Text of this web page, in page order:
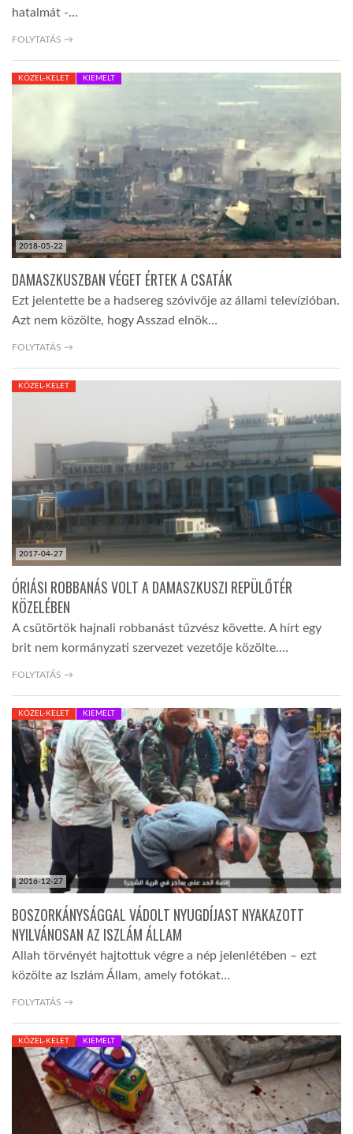
DOBRAVERO.HU
GLOBOBOOK
hatalmát -…
FOLYTATÁS →
2018-05-22
KÖZEL-KELET KIEMELT
DAMASZKUSZBAN VÉGET ÉRTEK A CSATÁK
Ezt jelentette be a hadsereg szóvivője az állami televízióban.
Azt nem közölte, hogy Asszad elnök…
FOLYTATÁS →
2017-04-27
KÖZEL-KELET
ÓRIÁSI ROBBANÁS VOLT A DAMASZKUSZI REPÜLŐTÉR
KÖZELÉBEN
A csütörtök hajnali robbanást tűzvész követte. A hírt egy
brit nem kormányzati szervezet vezetője közölte.…
FOLYTATÁS →
2016-12-27
KÖZEL-KELET KIEMELT
BOSZORKÁNYSÁGGAL VÁDOLT NYUGDÍJAST NYAKAZOTT
NYILVÁNOSAN AZ ISZLÁM ÁLLAM
Allah törvényét hajtottuk végre a nép jelenlétében – ezt
közölte az Iszlám Állam, amely fotókat…
FOLYTATÁS →
KÖZEL-KELET KIEMELT